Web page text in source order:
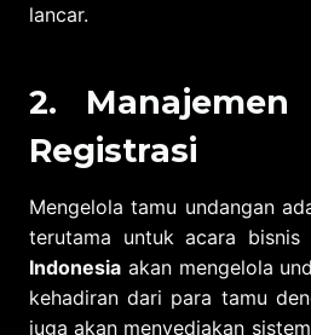
lancar.
2.
Registrasi
Mengelola tamu undangan
terutama untuk acara bisnis
Indonesia akan mengelola
kehadiran dari para tamu
juga akan menyediakan